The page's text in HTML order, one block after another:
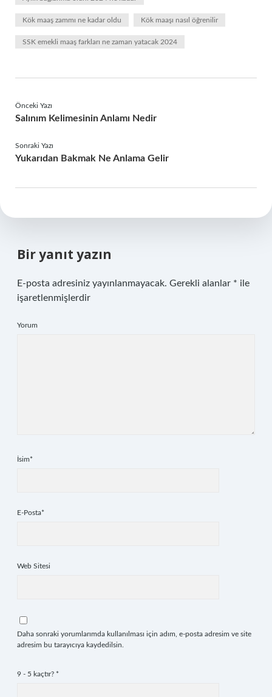
Kök maaş zammı ne kadar oldu Kök maaşı nasıl öğrenilir
SSK emekli maaş farkları ne zaman yatacak 2024
Önceki Yazı
Salınım Kelimesinin Anlamı Nedir
Sonraki Yazı
Yukarıdan Bakmak Ne Anlama Gelir
Bir yanıt yazın
E-posta adresiniz yayınlanmayacak. Gerekli alanlar * ile
işaretlenmişlerdir
Yorum
İsim*
E-Posta*
Web Sitesi
Daha sonraki yorumlarımda kullanılması için adım, e-posta adresim ve site
adresim bu tarayıcıya kaydedilsin.
9 - 5 kaçtır? *